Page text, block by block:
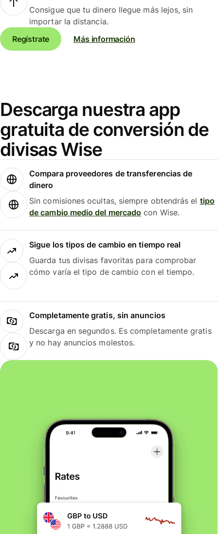
Consigue que tu dinero llegue más lejos, sin
importar la distancia.
Regístrate
Más información
Descarga nuestra app
gratuita de conversión de
divisas Wise
Compara proveedores de transferencias de
dinero
Sin comisiones ocultas, siempre obtendrás el tipo
de cambio medio del mercado con Wise.
Sigue los tipos de cambio en tiempo real
Guarda tus divisas favoritas para comprobar
cómo varía el tipo de cambio con el tiempo.
Completamente gratis, sin anuncios
Descarga en segundos. Es completamente gratis
y no hay anuncios molestos.